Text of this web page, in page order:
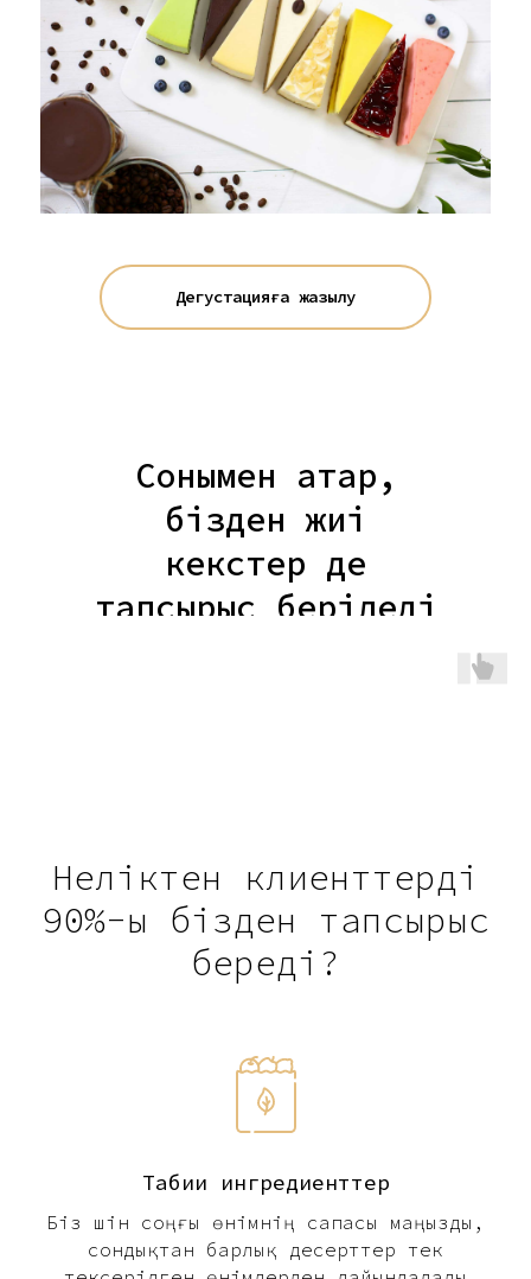
Дегустацияға жазылу
Сонымен қатар,
бізден жиі
кекстер де
тапсырыс беріледі
Неліктен клиенттердің
90%-ы бізден тапсырыс
береді?
Табиғи ингредиенттер
Біз үшін соңғы өнімнің сапасы маңызды,
сондықтан барлық десерттер тек